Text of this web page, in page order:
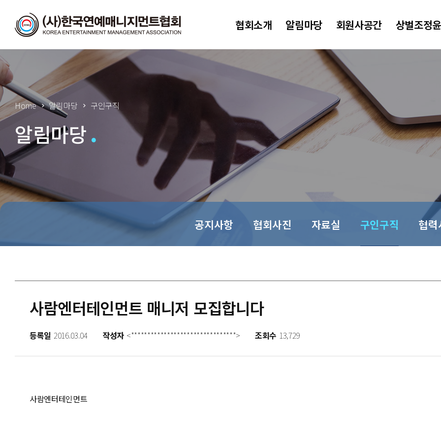
협회소개 알림마당 회원사공간 상벌조정
Home 알림마당 구인구직
알림마당
공지사항 협회사진 자료실 구인구직 협
사람엔터테인먼트 매니저 모집합니다
등록일 2016.03.04 작성자 <********************************> 조회수 13,729
사람엔터테인먼트